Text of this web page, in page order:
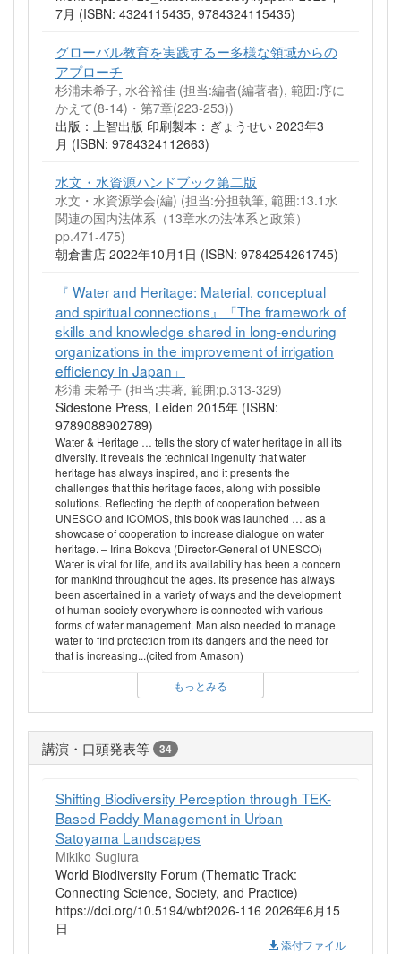
7月 (ISBN: 4324115435, 9784324115435)
グローバル教育を実践するー多様な領域からの
アプローチ
杉浦未希子, 水谷裕佳 (担当:編者(編著者), 範囲:序に
かえて(8-14)・第7章(223-253))
出版：上智出版 印刷製本：ぎょうせい 2023年3
月 (ISBN: 9784324112663)
水文・水資源ハンドブック第二版
水文・水資源学会(編) (担当:分担執筆, 範囲:13.1水
関連の国内法体系（13章水の法体系と政策）
pp.471-475)
朝倉書店 2022年10月1日 (ISBN: 9784254261745)
『 Water and Heritage: Material, conceptual
and spiritual connections』「The framework of
skills and knowledge shared in long-enduring
organizations in the improvement of irrigation
efficiency in Japan」
杉浦 未希子 (担当:共著, 範囲:p.313-329)
Sidestone Press, Leiden 2015年 (ISBN:
9789088902789)
Water & Heritage … tells the story of water heritage in all its
diversity. It reveals the technical ingenuity that water
heritage has always inspired, and it presents the
challenges that this heritage faces, along with possible
solutions. Reflecting the depth of cooperation between
UNESCO and ICOMOS, this book was launched … as a
showcase of cooperation to increase dialogue on water
heritage. – Irina Bokova (Director-General of UNESCO)
Water is vital for life, and its availability has been a concern
for mankind throughout the ages. Its presence has always
been ascertained in a variety of ways and the development
of human society everywhere is connected with various
forms of water management. Man also needed to manage
water to find protection from its dangers and the need for
that is increasing...(cited from Amason)
もっとみる
講演・口頭発表等 34
Shifting Biodiversity Perception through TEK-
Based Paddy Management in Urban
Satoyama Landscapes
Mikiko Sugiura
World Biodiversity Forum (Thematic Track:
Connecting Science, Society, and Practice)
https://doi.org/10.5194/wbf2026-116 2026年6月15
日
添付ファイル